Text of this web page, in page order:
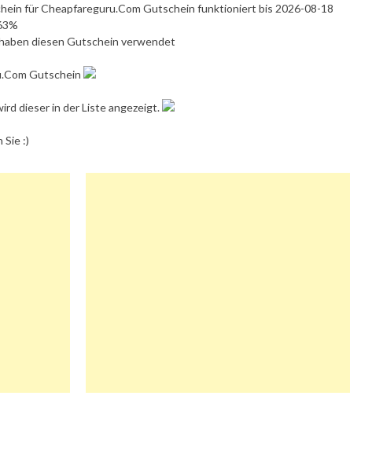
für Cheapfareguru.Com Gutschein funktioniert bis 2026-08-18
diesen Gutschein verwendet
Gutschein
dieser in der Liste angezeigt.
Sie :)